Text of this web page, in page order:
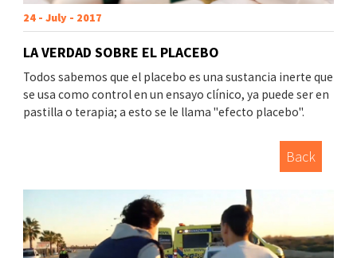
24 - July - 2017
LA VERDAD SOBRE EL PLACEBO
Todos sabemos que el placebo es una sustancia inerte que
se usa como control en un ensayo clínico, ya puede ser en
pastilla o terapia; a esto se le llama "efecto placebo".
Back